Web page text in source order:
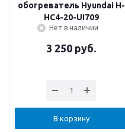
обогреватель Hyundai H-
HC4-20-UI709
Нет в наличии
3 250 руб.
В корзину